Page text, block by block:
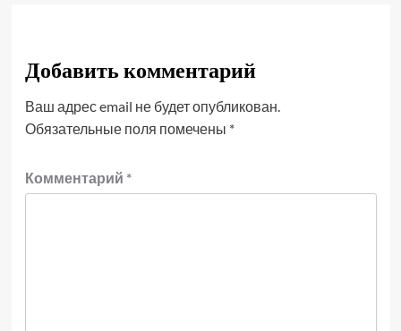
Добавить комментарий
Ваш адрес email не будет опубликован.
Обязательные поля помечены *
Комментарий *